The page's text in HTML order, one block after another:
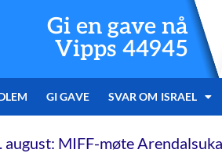
Gi en gave nå
Vipps 44945
GI GAVE SVAR OM ISRAEL
august: MIFF-møte Arendalsuka